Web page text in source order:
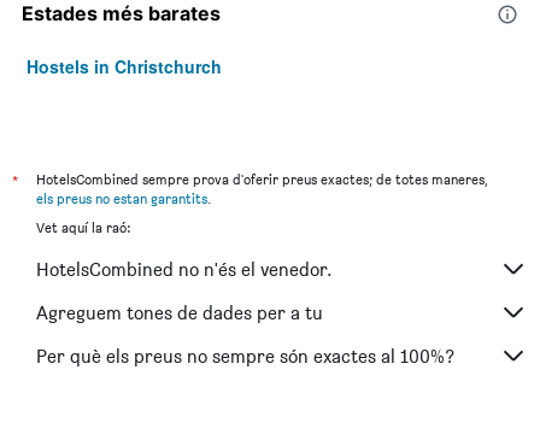
Estades més barates
Hostels in Christchurch
*
HotelsCombined sempre prova d'oferir preus exactes; de totes maneres,
els preus no estan garantits.
Vet aquí la raó:
HotelsCombined no n'és el venedor.
Agreguem tones de dades per a tu
Per què els preus no sempre són exactes al 100%?